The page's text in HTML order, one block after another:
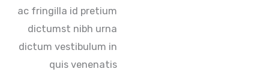
ac fringilla id pretium
dictumst nibh urna
dictum vestibulum in
quis venenatis